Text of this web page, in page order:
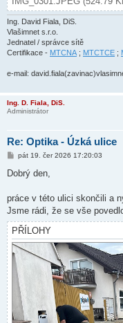
Ing. David Fiala, DiS.
Vlašimnet s.r.o.
Jednatel / správce sítě
Certifikace - MTCNA ; MTCTCE ;
e-mail:
Ing. D. Fiala, DiS.
Administrátor
Re: Optika - Úzká ulice
P
í
ě
e
k
pát 19. čer 2026 17:20:03
Dobrý den,
práce v této ulici skončili a
Jsme rádi, že se vše
PŘÍLOHY